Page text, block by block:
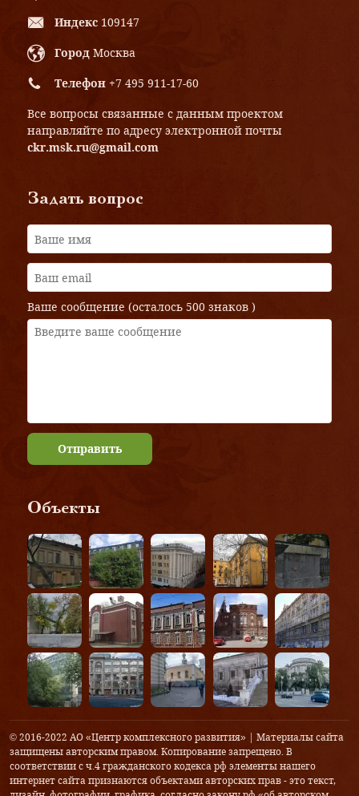
Индекс 109147
Город Москва
Телефон +7 495 911-17-60
Все вопросы связанные с данным проектом
направляйте по адресу электронной почты
ckr.msk.ru@gmail.com
Задать вопрос
Ваше сообщение (осталось 500 знаков )
Отправить
Объекты
© 2016-2022 АО «Центр комплексного развития» | Материалы сайта
защищены авторским правом. Копирование запрещено. В
соответствии с ч.4 гражданского кодекса рф элементы нашего
интернет сайта признаются объектами авторских прав - это текст,